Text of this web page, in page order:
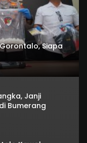
Siapa
Janji
Bumerang